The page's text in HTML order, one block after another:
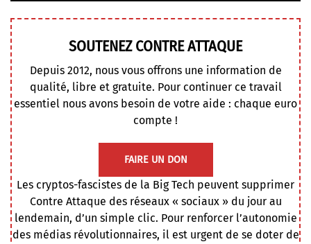
SOUTENEZ CONTRE ATTAQUE
Depuis 2012, nous vous offrons une information de
qualité, libre et gratuite. Pour continuer ce travail
essentiel nous avons besoin de votre aide : chaque euro
compte !
FAIRE UN DON
Les cryptos-fascistes de la Big Tech peuvent supprimer
Contre Attaque des réseaux « sociaux » du jour au
lendemain, d’un simple clic. Pour renforcer l’autonomie
des médias révolutionnaires, il est urgent de se doter de